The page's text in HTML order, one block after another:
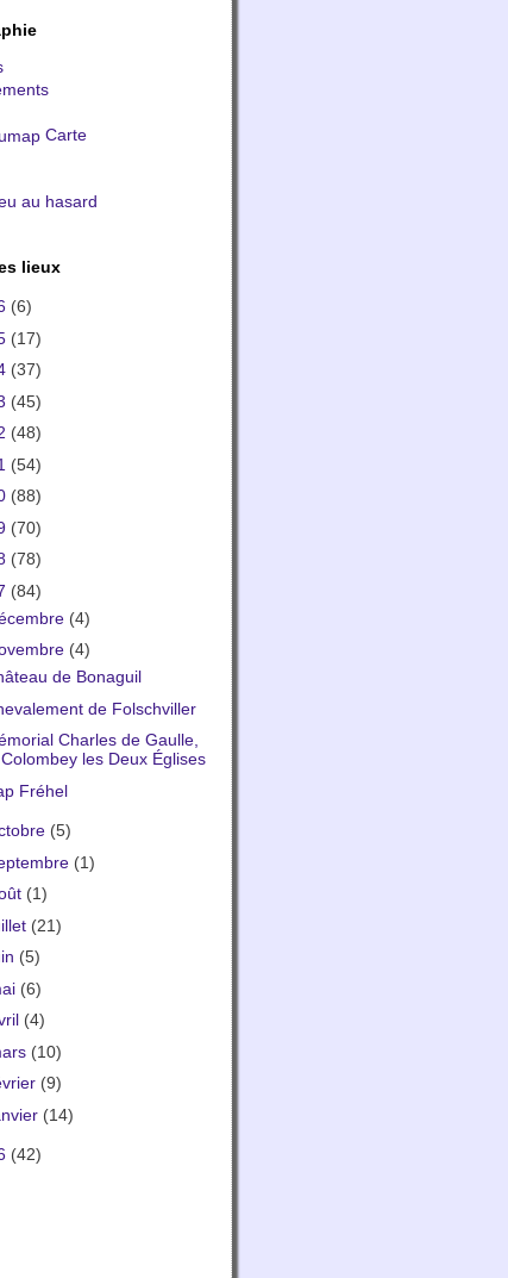
Carte
au hasard
lieux
(6)
(17)
(37)
(45)
(48)
(54)
(88)
(70)
(78)
(84)
(4)
(4)
de Bonaguil
de Folschviller
Charles de Gaulle,
Colombey les Deux Églises
Fréhel
(5)
(1)
(1)
(21)
(5)
(6)
(4)
(10)
(9)
(14)
(42)